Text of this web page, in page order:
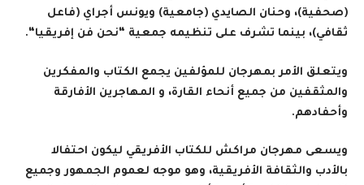
(صحفية)، وحنان الصايدي (جامعية) ويونس أجراي (فاعل
ثقافي)، بينما تشرف على تنظيمه جمعية “نحن فن إفريقيا“.
ويتعلق الأمر بمهرجان للمؤلفين يجمع الكتاب والمفكرين
والمثقفين من جميع أنحاء القارة، و المهاجرين الأفارقة
وأحفادهم.
ويسعى مهرجان مراكش للكتاب الأفريقي ليكون احتفالا
بالأدب والثقافة الأفريقية، وهو موجه لعموم الجمهور وجميع